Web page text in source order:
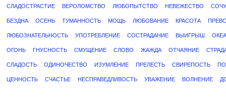
СЛАДОСТРАСТИЕ ВЕРОЛОМСТВО ЛЮБОПЫТСТВО НЕВЕЖЕСТВО
БЕЗДНА ОСЕНЬ ТУМАННОСТЬ МОЩЬ ЛЮБОВАНИЕ КРАСОТА
ЛЮБОЗНАТЕЛЬНОСТЬ УПОТРЕБЛЕНИЕ СОСТРАДАНИЕ ВЫИГРЫШ
ОГОНЬ ГНУСНОСТЬ СМУЩЕНИЕ СЛОВО ЖАЖДА ОТЧАЯНИЕ
СЛАДОСТЬ ОДИНОЧЕСТВО ИЗУМЛЕНИЕ ПРЕЛЕСТЬ СВИРЕПОСТЬ
ЦЕННОСТЬ СЧАСТЬЕ НЕСПРАВЕДЛИВОСТЬ УВАЖЕНИЕ ВОЛНЕНИЕ